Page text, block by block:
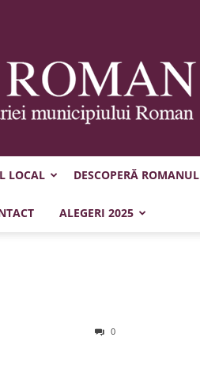
LOCAL DESCOPERĂ ROMANUL
ALEGERI 2025
0